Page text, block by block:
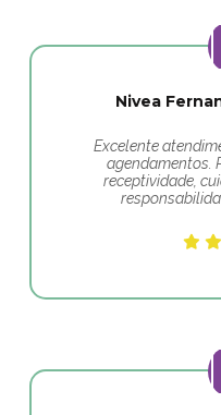
Nivea
Excelente
agendamentos.
receptividade,